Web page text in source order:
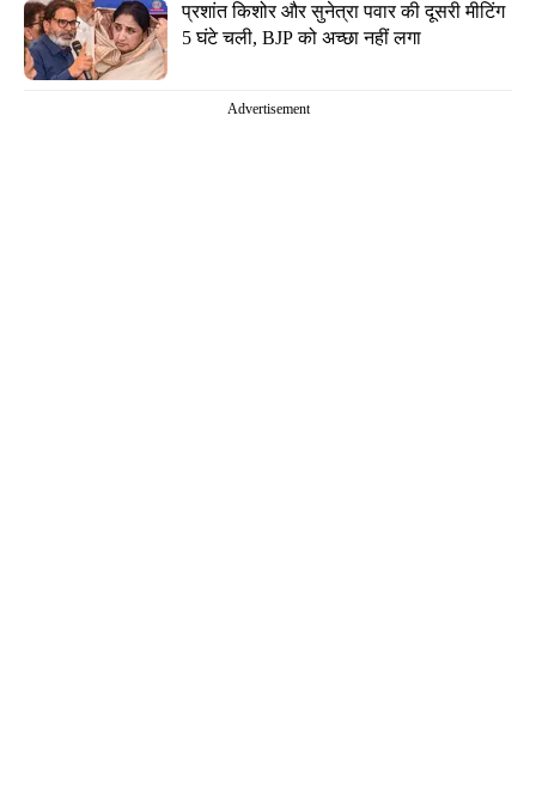
प्रशांत किशोर और सुनेत्रा पवार की दूसरी मीटिंग
5 घंटे चली, BJP को अच्छा नहीं लगा
Advertisement